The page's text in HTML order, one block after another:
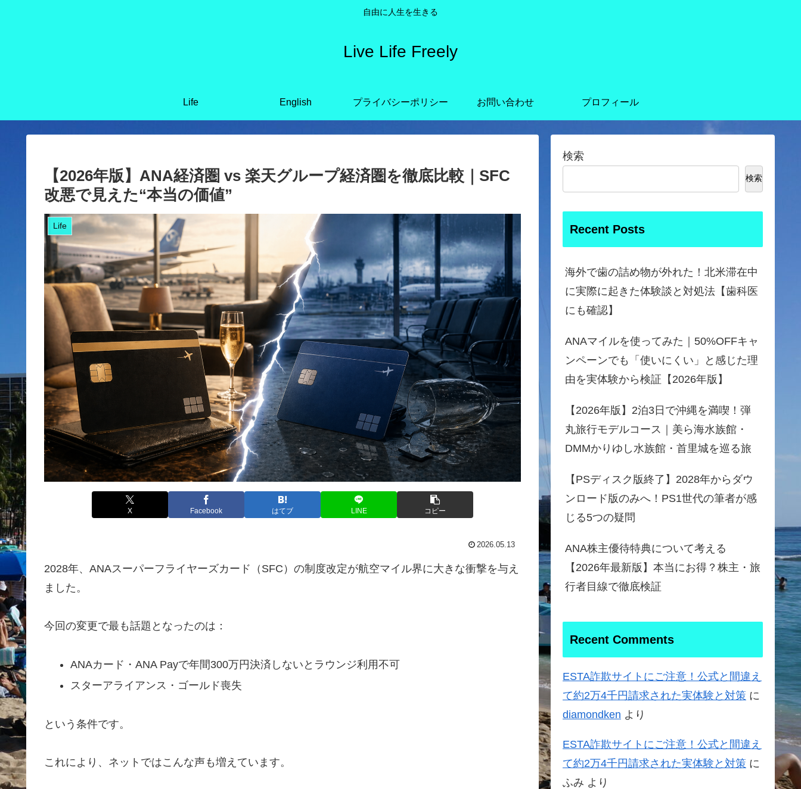
自由に人生を生きる
Live Life Freely
Life English プライバシーポリシー お問い合わせ プロフィール
【2026年版】ANA経済圏 vs 楽天グループ経済圏を徹底比較｜SFC
改悪で見えた“本当の価値”
Life
X Facebook はてブ LINE コピー
2026.05.13
2028年、ANAスーパーフライヤーズカード（SFC）の制度改定が航空マイル界に大きな衝撃を与え
ました。
今回の変更で最も話題となったのは：
ANAカード・ANA Payで年間300万円決済しないとラウンジ利用不可
スターアライアンス・ゴールド喪失
という条件です。
これにより、ネットではこんな声も増えています。
検索
検索
Recent Posts
海外で歯の詰め物が外れた！北米滞在中
に実際に起きた体験談と対処法【歯科医
にも確認】
ANAマイルを使ってみた｜50%OFFキャ
ンペーンでも「使いにくい」と感じた理
由を実体験から検証【2026年版】
【2026年版】2泊3日で沖縄を満喫！弾
丸旅行モデルコース｜美ら海水族館・
DMMかりゆし水族館・首里城を巡る旅
【PSディスク版終了】2028年からダウ
ンロード版のみへ！PS1世代の筆者が感
じる5つの疑問
ANA株主優待特典について考える
【2026年最新版】本当にお得？株主・旅
行者目線で徹底検証
Recent Comments
ESTA詐欺サイトにご注意！公式と間違え
て約2万4千円請求された実体験と対策 に
diamondken より
ESTA詐欺サイトにご注意！公式と間違え
て約2万4千円請求された実体験と対策 に
ふみ より